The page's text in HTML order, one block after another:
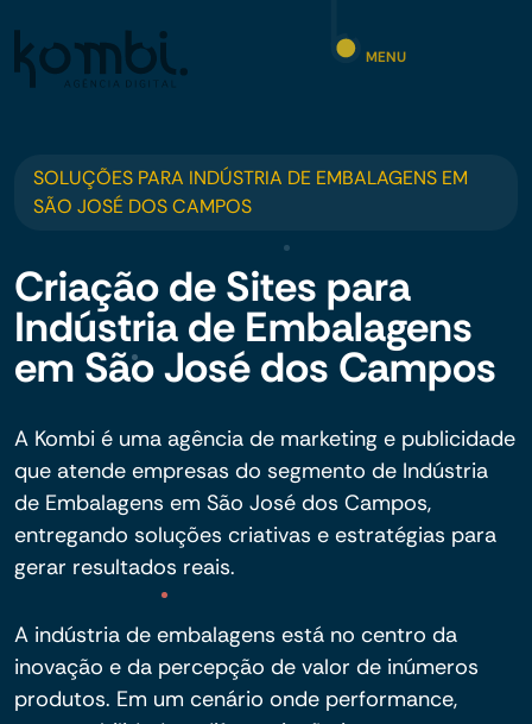
MENU
SOLUÇÕES PARA INDÚSTRIA DE EMBALAGENS EM
SÃO JOSÉ DOS CAMPOS
Criação de Sites para
Indústria de Embalagens
em São José dos Campos
A Kombi é uma agência de marketing e publicidade
que atende empresas do segmento de Indústria
de Embalagens em São José dos Campos,
entregando soluções criativas e estratégias para
gerar resultados reais.
A indústria de embalagens está no centro da
inovação e da percepção de valor de inúmeros
produtos. Em um cenário onde performance,